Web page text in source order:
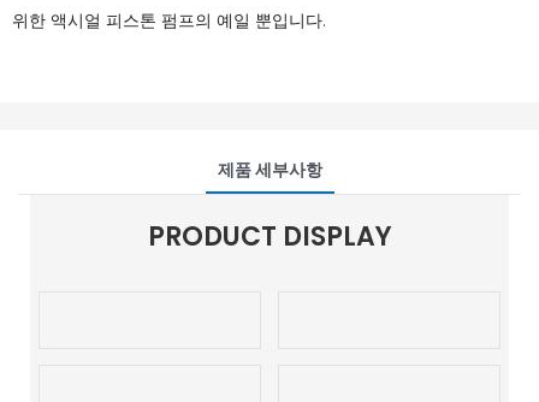
위한 액시얼 피스톤 펌프의 예일 뿐입니다.
제품 세부사항
PRODUCT DISPLAY